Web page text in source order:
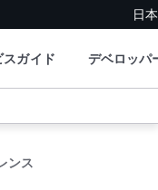
日
スガイド デベロッパ
ンス